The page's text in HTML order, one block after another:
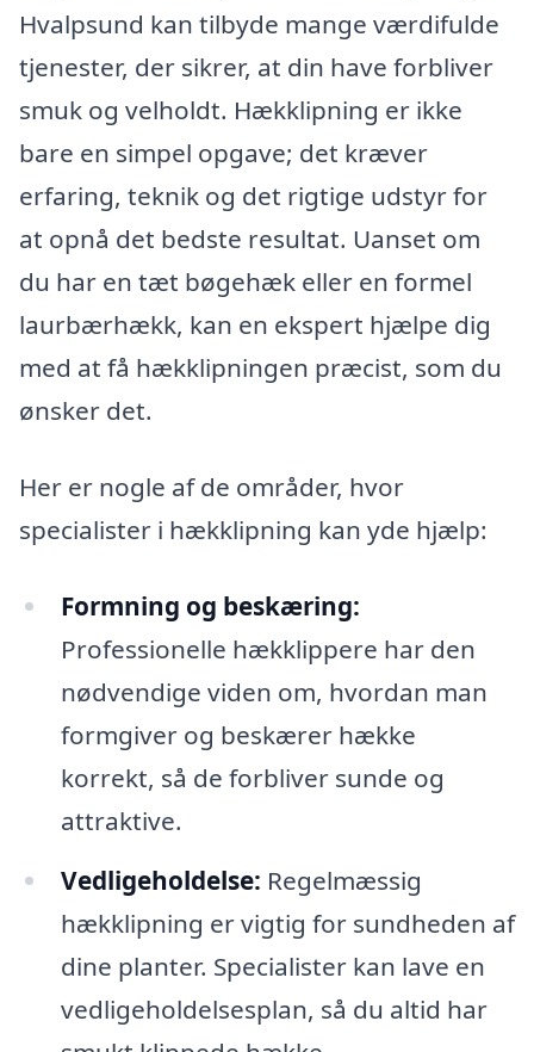
Hvalpsund kan tilbyde mange værdifulde
tjenester, der sikrer, at din have forbliver
smuk og velholdt. Hækklipning er ikke
bare en simpel opgave; det kræver
erfaring, teknik og det rigtige udstyr for
at opnå det bedste resultat. Uanset om
du har en tæt bøgehæk eller en formel
laurbærhækk, kan en ekspert hjælpe dig
med at få hækklipningen præcist, som du
ønsker det.
Her er nogle af de områder, hvor
specialister i hækklipning kan yde hjælp:
Formning og beskæring:
Professionelle hækklippere har den
nødvendige viden om, hvordan man
formgiver og beskærer hække
korrekt, så de forbliver sunde og
attraktive.
Vedligeholdelse: Regelmæssig
hækklipning er vigtig for sundheden af
dine planter. Specialister kan lave en
vedligeholdelsesplan, så du altid har